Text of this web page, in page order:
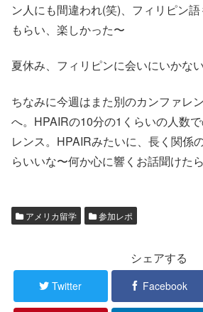
ン人にも間違われ(笑)、フィリピン
もらい、楽しかった〜
夏休み、フィリピンに会いにいかない
ちなみに今週はまた別のカンファレ
へ。HPAIRの10分の1くらいの人数
レンス。HPAIRみたいに、長く関係
らいいな〜何か心に響くお話聞けた
アメリカ留学 参加レポ
シェアする
Twitter Facebook